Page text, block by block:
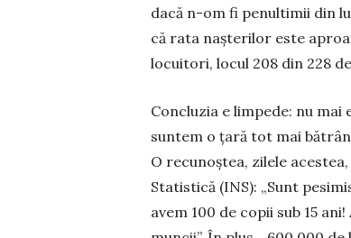
dacă n-om fi penul­ti­mii din
că rata naș­te­rilor este
locuitori, locul 208 din 228
Concluzia e limpede: nu
suntem o țară tot mai
O recunoștea, zilele
Statistică (INS): „Sunt
avem 100 de copii sub 15